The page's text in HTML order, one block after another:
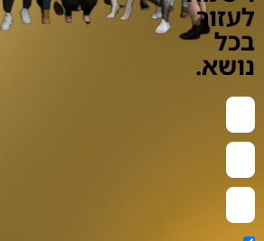
לעזור
בכל
נושא.